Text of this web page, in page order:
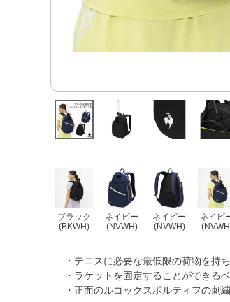
ブラック
(BKWH)
ネイビー
(NVWH)
ネイビー
(NVWH)
ネイビ
・テニスに必要な最低限の荷物を持
・ラケットを固定することができる
・正面のルコックスポルティフの刺